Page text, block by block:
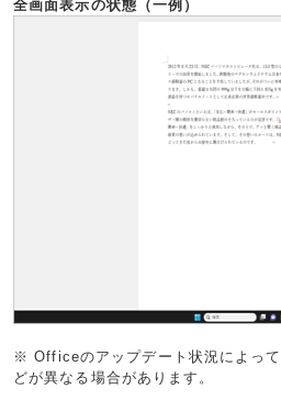
全画面表示の状態（一例）
※ Officeのアップデート状況によっ
どが異なる場合があります。